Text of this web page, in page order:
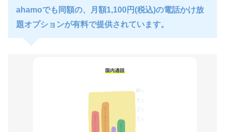
ahamoでも同額の、月額1,100円(税込)の電話かけ放
題オプションが有料で提供されています。